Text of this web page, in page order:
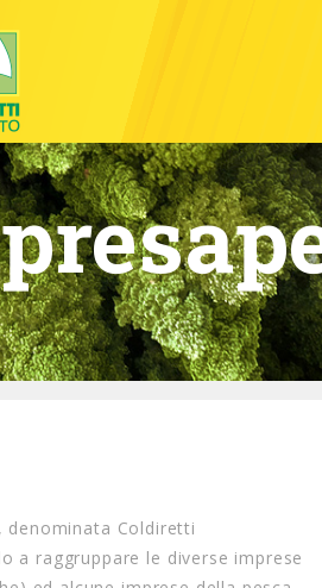
Coldiretti
a raggruppare le diverse imprese